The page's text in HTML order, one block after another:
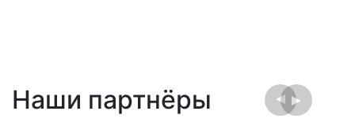
Наши партнёры